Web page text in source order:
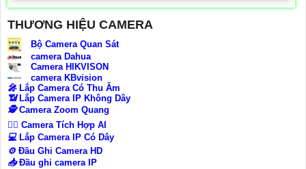
THƯƠNG HIỆU CAMERA
Bộ Camera Quan Sát
camera Dahua
Camera HIKVISON
camera KBvision
️🎤️ Lắp Camera Có Thu Âm
📶Lắp Camera IP Không Dây
🕵️Camera Zoom Quang
🧛‍♀️ Camera Tích Hợp AI
💻Lắp Camera IP Có Dây
⚙️Đầu Ghi Camera HD
📥Đầu ghi camera IP